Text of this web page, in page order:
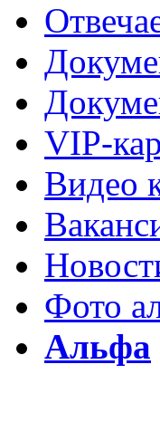
VIP-
Видео
Фото
Альфа